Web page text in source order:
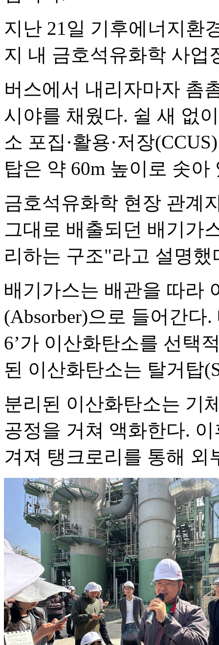
지난 21일 기후에너지환
지 내 금호석유화학 사업
버스에서 내리자마자 촘
시야를 채웠다. 쉴 새 없
소 포집·활용·저장
탑은 약 60m 높이로 솟아
금호석유화학 현장 관계
그대로 배출되던 배기가
리하는 구조"라고 설명했
배기가스는 배관을 따라
(Absorber)으로 들어간다
6’가 이산화탄소를 선택
된 이산화탄소는 탈거탑
분리된 이산화탄소는 기
공정을 거쳐 액화한다. 이
겨져 탱크로리를 통해 외